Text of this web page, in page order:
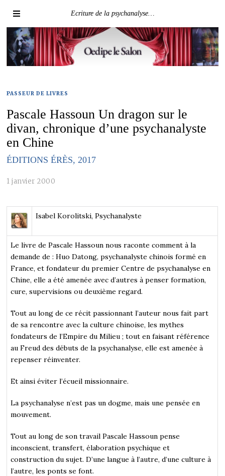
Ecriture de la psychanalyse…
PASSEUR DE LIVRES
Pascale Hassoun Un dragon sur le
divan, chronique d’une psychanalyste
en Chine
ÉDITIONS ÉRÈS, 2017
1 janvier 2000
Isabel Korolitski, Psychanalyste
Le livre de Pascale Hassoun nous raconte comment à la
demande de : Huo Datong, psychanalyste chinois formé en
France, et fondateur du premier Centre de psychanalyse en
Chine, elle a été amenée avec d’autres à penser formation,
cure, supervisions ou deuxième regard.
Tout au long de ce récit passionnant l’auteur nous fait part
de sa rencontre avec la culture chinoise, les mythes
fondateurs de l’Empire du Milieu ; tout en faisant référence
au Freud des débuts de la psychanalyse, elle est amenée à
repenser réinventer.
Et ainsi éviter l’écueil missionnaire.
La psychanalyse n’est pas un dogme, mais une pensée en
mouvement.
Tout au long de son travail Pascale Hassoun pense
inconscient, transfert, élaboration psychique et
construction du sujet. D’une langue à l’autre, d’une culture à
l’autre, les ponts se font.